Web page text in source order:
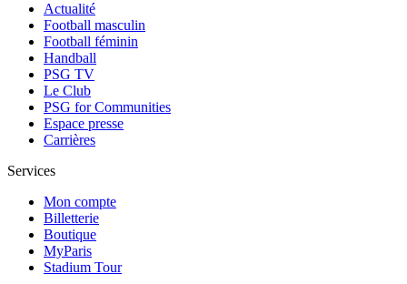
Actualité
Football masculin
Football féminin
Handball
PSG TV
Le Club
PSG for Communities
Espace presse
Carrières
Services
Mon compte
Billetterie
Boutique
MyParis
Stadium Tour